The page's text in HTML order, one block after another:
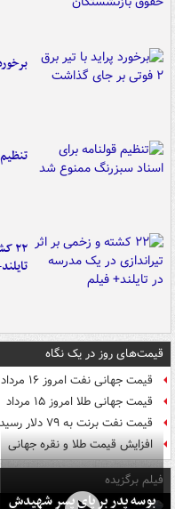
برخورد
قیمت‌های روز در یک نگاه
قیمت جهانی نفت امروز ۱۶ مرداد
قیمت جهانی طلا امروز ۱۵ مرداد
قیمت نفت برنت به ۷۹ دلار رسید
افزایش قیمت طلا و نقره جهانی
فیلم برگزیده
بوسه‌ پدر بر پای پسر شهیدش